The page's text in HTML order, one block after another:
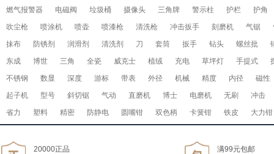
燃气报警器
电磁阀 垃圾桶 摄像头 三角牌 警示柱 护栏
护角
吹尘枪
喷涂机 喷壶 喷漆枪 清洗枪 冲击扳手 刻磨机 气锯
抹布
防锈剂 润滑剂 清洗剂 刀 套筒 扳手 钻头 螺丝批
东成
博世 三角 全瓷 威克士 植绒 充电 草坪灯 手提式
不锈钢
数显 深度 游标 带表 外径 机械 精度 内径
磁性
起子机
型号 斜切锯 气动 直磨机 博士 电磨机 无刷
冲击
省力
塑料 精密 防静电 圆嘴钳 双色柄 卡簧钳 铁皮 大力钳
20000正品
满99元包邮